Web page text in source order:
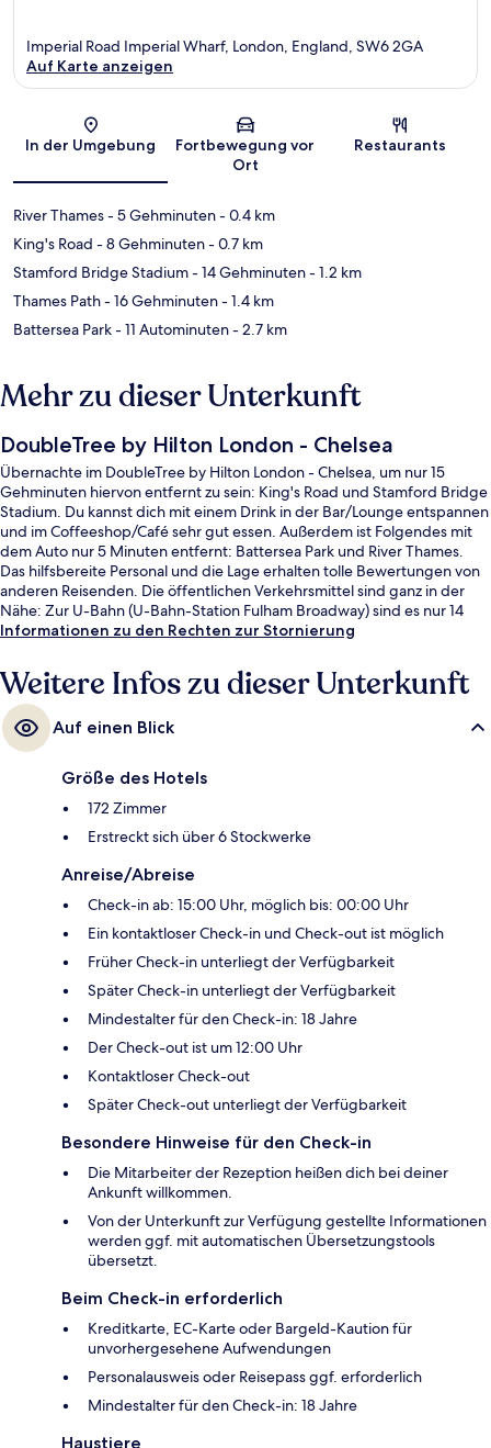
Karte
Imperial Road Imperial Wharf, London, England, SW6 2GA
Auf Karte anzeigen
In der Umgebung
Fortbewegung vor
Ort
Restaurants
River Thames- 5 Gehminuten- 0.4 km
King's Road - 8 Gehminuten- 0.7 km
Stamford Bridge Stadium- 14 Gehminuten- 1.2 km
Thames Path- 16 Gehminuten- 1.4 km
Battersea Park- 11 Autominuten- 2.7 km
Mehr zu dieser Unterkunft
DoubleTree by Hilton London - Chelsea
Übernachte im DoubleTree by Hilton London - Chelsea, um nur 15
Gehminuten hiervon entfernt zu sein: King's Road und Stamford Bridge
Stadium. Du kannst dich mit einem Drink in der Bar/Lounge entspannen
und im Coffeeshop/Café sehr gut essen. Außerdem ist Folgendes mit
dem Auto nur 5 Minuten entfernt: Battersea Park und River Thames.
Das hilfsbereite Personal und die Lage erhalten tolle Bewertungen von
anderen Reisenden. Die öffentlichen Verkehrsmittel sind ganz in der
Nähe: Zur U-Bahn (U-Bahn-Station Fulham Broadway) sind es nur 14
Gehminuten.
Informationen zu den Rechten zur Stornierung
Weitere Infos zu dieser Unterkunft
Auf einen Blick
Größe des Hotels
172 Zimmer
Erstreckt sich über 6 Stockwerke
Anreise/Abreise
Check-in ab: 15:00 Uhr, möglich bis: 00:00 Uhr
Ein kontaktloser Check-in und Check-out ist möglich
Früher Check-in unterliegt der Verfügbarkeit
Später Check-in unterliegt der Verfügbarkeit
Mindestalter für den Check-in: 18 Jahre
Der Check-out ist um 12:00 Uhr
Kontaktloser Check-out
Später Check-out unterliegt der Verfügbarkeit
Besondere Hinweise für den Check-in
Die Mitarbeiter der Rezeption heißen dich bei deiner
Ankunft willkommen.
Von der Unterkunft zur Verfügung gestellte Informationen
werden ggf. mit automatischen Übersetzungstools
übersetzt.
Beim Check-in erforderlich
Kreditkarte, EC-Karte oder Bargeld-Kaution für
unvorhergesehene Aufwendungen
Personalausweis oder Reisepass ggf. erforderlich
Mindestalter für den Check-in: 18 Jahre
Haustiere